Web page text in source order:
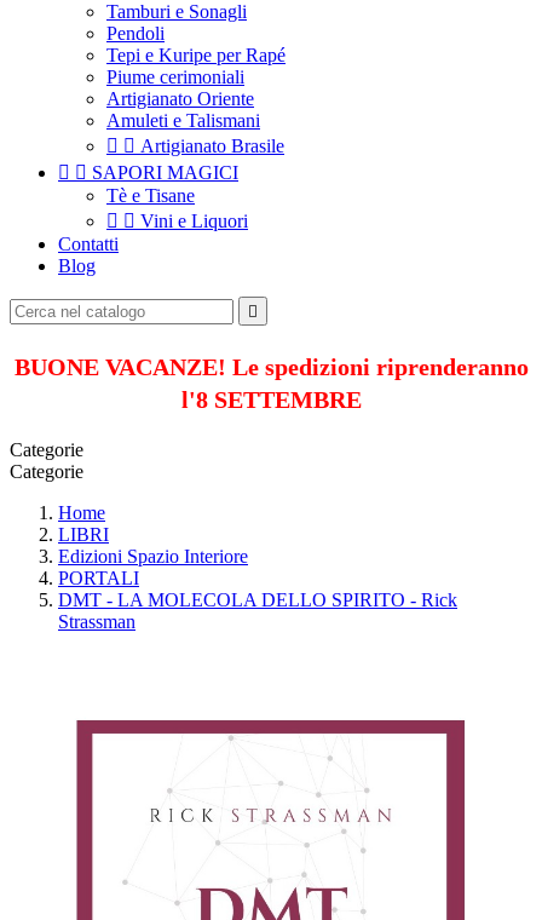
Tamburi e Sonagli
Pendoli
Tepi e Kuripe per Rapé
Piume cerimoniali
Artigianato Oriente
Amuleti e Talismani
  Artigianato Brasile
  SAPORI MAGICI
Tè e Tisane
  Vini e Liquori
Contatti
Blog

BUONE VACANZE! Le spedizioni riprenderanno
l'8 SETTEMBRE
Categorie
Categorie
Home
LIBRI
Edizioni Spazio Interiore
PORTALI
DMT - LA MOLECOLA DELLO SPIRITO - Rick
Strassman